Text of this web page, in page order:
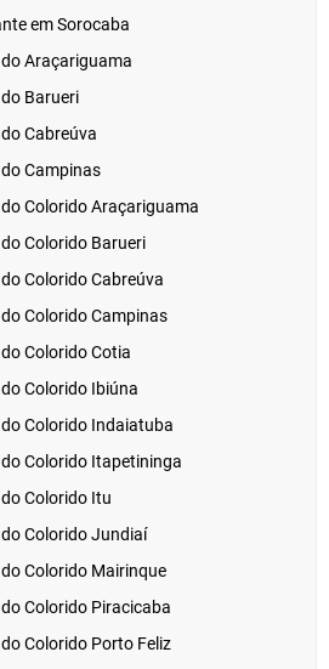
em Sorocaba
Araçariguama
Barueri
Cabreúva
Campinas
Colorido Araçariguama
Colorido Barueri
Colorido Cabreúva
Colorido Campinas
Colorido Cotia
Colorido Ibiúna
Colorido Indaiatuba
Colorido Itapetininga
Colorido Itu
Colorido Jundiaí
Colorido Mairinque
Colorido Piracicaba
Colorido Porto Feliz